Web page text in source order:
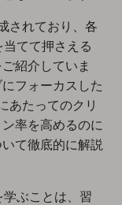
されており、各
てて押さえる
紹介していま
フォーカスした
あたってのクリ
率を高めるのに
て徹底的に解説
ぶことは、習